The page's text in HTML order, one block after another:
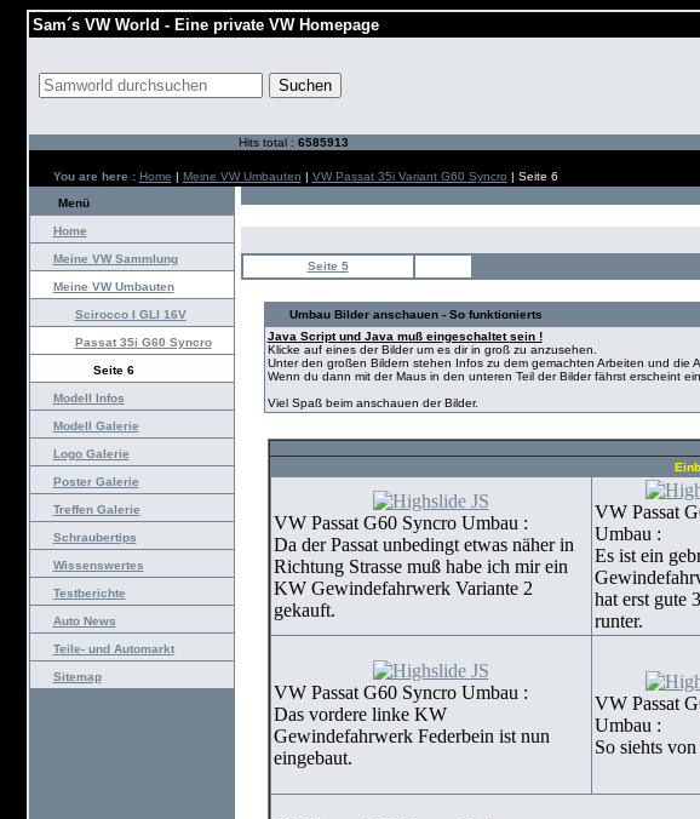
Sam´s VW World - Eine private VW Homepage
Hits total : 6585913
You are here : Home | Meine VW Umbauten | VW Passat 35i Variant G60 Syncro | Seite 6
Menü
Home
Meine VW Sammlung
Meine VW Umbauten
Scirocco I GLI 16V
Passat 35i G60 Syncro
Seite 6
Modell Infos
Modell Galerie
Logo Galerie
Poster Galerie
Treffen Galerie
Schraubertips
Wissenswertes
Testberichte
Auto News
Teile- und Automarkt
Sitemap
Seite 5
Umbau Bilder anschauen - So funktionierts
Java Script und Java muß eingeschaltet sein !
Klicke auf eines der Bilder um es dir in groß zu anzusehen.
Unter den großen Bildern stehen Infos zu dem gemachten Arbeiten und die
Wenn du dann mit der Maus in den unteren Teil der Bilder fährst erscheint
Viel Spaß beim anschauen der Bilder.
VW Passat G60 Syncro Umbau :
Da der Passat unbedingt etwas näher in
Richtung Strasse muß habe ich mir ein
KW Gewindefahrwerk Variante 2
gekauft.
VW Passat
Umbau :
Es ist ein
hat erst gute
runter.
VW Passat G60 Syncro Umbau :
Das vordere linke KW
Gewindefahrwerk Federbein ist nun
eingebaut.
VW Passat
Umbau :
So siehts